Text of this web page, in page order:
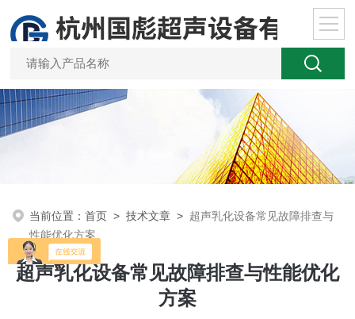
当前位置：首页 >技术文章 > 超声乳化设备常见故障排查与
性能优化方案
超声乳化设备常见故障排查与性能优化
方案